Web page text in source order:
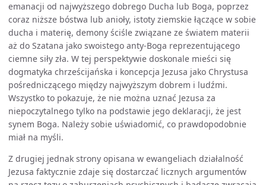
emanacji od najwyższego dobrego Ducha lub Boga, poprzez
coraz niższe bóstwa lub anioły, istoty ziemskie łączące w sobie
ducha i materię, demony ściśle związane ze światem materii
aż do Szatana jako swoistego anty-Boga reprezentującego
ciemne siły zła. W tej perspektywie doskonale mieści się
dogmatyka chrześcijańska i koncepcja Jezusa jako Chrystusa
pośredniczącego między najwyższym dobrem i ludźmi.
Wszystko to pokazuje, że nie można uznać Jezusa za
niepoczytalnego tylko na podstawie jego deklaracji, że jest
synem Boga. Należy sobie uświadomić, co prawdopodobnie
miał na myśli.
Z drugiej jednak strony opisana w ewangeliach działalność
Jezusa faktycznie zdaje się dostarczać licznych argumentów